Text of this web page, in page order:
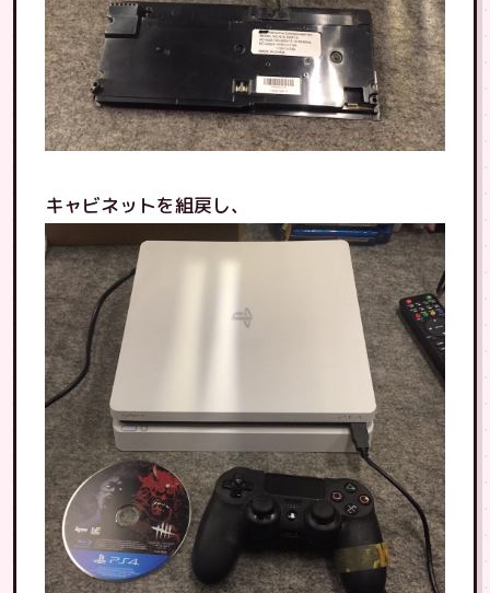
キャビネットを組戻し、